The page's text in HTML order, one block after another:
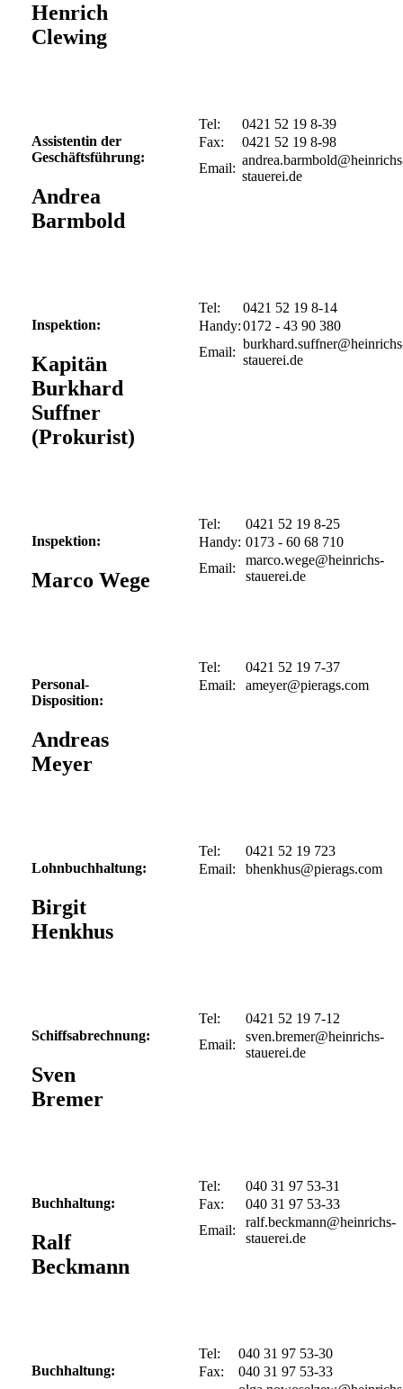
Henrich
Clewing
Assistentin der
Geschäftsführung:
Andrea
Barmbold
Tel:
0421 52 19 8-39
Fax:
0421 52 19 8-98
Email:
Inspektion:
Kapitän
Burkhard
Suffner
(Prokurist)
Tel:
0421 52 19 8-14
Handy:0172 - 43 90 380
Email:
Inspektion:
Marco Wege
Tel:
0421 52 19 8-25
Handy: 0173 - 60 68 710
Email:
Personal-
Disposition:
Andreas
Meyer
Tel:
0421 52 19 7-37
Email:
Lohnbuchhaltung:
Birgit
Henkhus
Tel:
0421 52 19 723
Email:
Schiffsabrechnung:
Sven
Bremer
Tel:
0421 52 19 7-12
Email:
Buchhaltung:
Ralf
Beckmann
Tel:
040 31 97 53-31
Fax:
040 31 97 53-33
Email:
Buchhaltung:
Tel:
040 31 97 53-30
Fax:
040 31 97 53-33